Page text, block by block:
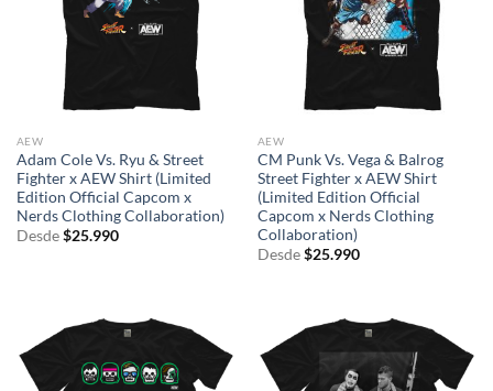
AEW
Adam Cole Vs. Ryu & Street
Fighter x AEW Shirt (Limited
Edition Official Capcom x
Nerds Clothing Collaboration)
Desde $25.990
AEW
CM Punk Vs. Vega & Balrog
Street Fighter x AEW Shirt
(Limited Edition Official
Capcom x Nerds Clothing
Collaboration)
Desde $25.990